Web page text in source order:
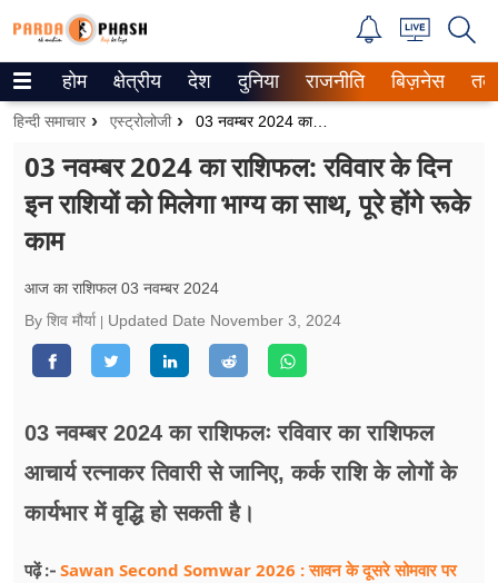
Trending on Google News
वेब स्टोरीज
उत्तर प्रदेश
वीडियो
जीवन मंत्रा
फूड
सेहत
होम क्षेत्रीय देश दुनिया राजनीति बिज़नेस
हिन्दी समाचार एस्ट्रोलोजी 03 नवम्बर 2024 का राशिफल: रविवार के दिन इन राशियों को मिलेगा भाग्य का साथ, पूरे होंगे रूके काम
03 नवम्बर 2024 का राशिफल: रविवार के दिन
इन राशियों को मिलेगा भाग्य का साथ, पूरे होंगे रूके
काम
आज का राशिफल 03 नवम्बर 2024
By शिव मौर्या
Updated Date November 3, 2024
03 नवम्बर 2024 का राशिफलः रविवार का राशिफल
आचार्य रत्नाकर तिवारी से जानिए, कर्क राशि के लोगों के
कार्यभार में वृद्धि हो सकती है।
पढ़ें :- Sawan Second Somwar 2026 : सावन के दूसरे सोमवार पर